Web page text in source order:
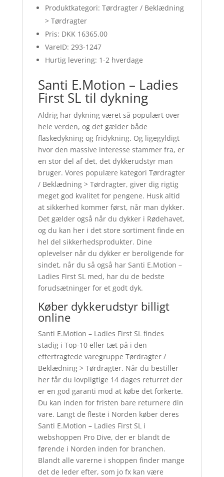
Produktkategori: Tørdragter / Beklædning
> Tørdragter
Pris: DKK 16365.00
VareID: 293-1247
Hurtig levering: 1-2 hverdage
Santi E.Motion – Ladies
First SL til dykning
Aldrig har dykning været så populært over
hele verden, og det gælder både
flaskedykning og fridykning. Og ligegyldigt
hvor den massive interesse stammer fra, er
en stor del af det, det dykkerudstyr man
bruger. Vores populære kategori Tørdragter
/ Beklædning > Tørdragter, giver dig rigtig
meget god kvalitet for pengene. Husk altid
at sikkerhed kommer først, når man dykker.
Det gælder også når du dykker i Rødehavet,
og du kan her i det store sortiment finde en
hel del sikkerhedsprodukter. Dine
oplevelser når du dykker er beroligende for
sindet, når du så også har Santi E.Motion –
Ladies First SL med, har du de bedste
forudsætninger for et godt dyk.
Køber dykkerudstyr billigt
online
Santi E.Motion – Ladies First SL findes
stadig i Top-10 eller tæt på i den
eftertragtede varegruppe Tørdragter /
Beklædning > Tørdragter. Når du bestiller
her får du lovpligtige 14 dages returret der
er en god garanti mod at købe det forkerte.
Du kan inden for fristen bare returnere din
vare. Langt de fleste i Norden køber deres
Santi E.Motion – Ladies First SL i
webshoppen Pro Dive, der er blandt de
førende i Norden inden for branchen.
Blandt alle varerne i shoppen finder mange
det de leder efter, som jo fx kan være